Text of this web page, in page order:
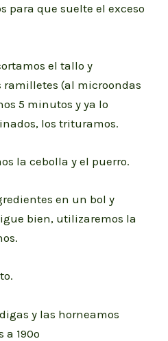
para que suelte el exceso
el tallo y
ramilletes (al microondas
5 minutos y ya lo
los trituramos.
la cebolla y el puerro.
en un bol y
bien, utilizaremos la
y las horneamos
190º